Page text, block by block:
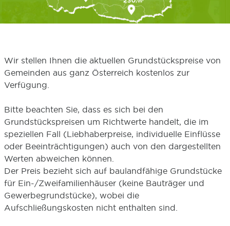
Wir stellen Ihnen die aktuellen Grundstückspreise von
Gemeinden aus ganz Österreich kostenlos zur
Verfügung.
Bitte beachten Sie, dass es sich bei den
Grundstückspreisen um Richtwerte handelt, die im
speziellen Fall (Liebhaberpreise, individuelle Einflüsse
oder Beeinträchtigungen) auch von den dargestellten
Werten abweichen können.
Der Preis bezieht sich auf baulandfähige Grundstücke
für Ein-/Zweifamilienhäuser (keine Bauträger und
Gewerbegrundstücke), wobei die
Aufschließungskosten nicht enthalten sind.